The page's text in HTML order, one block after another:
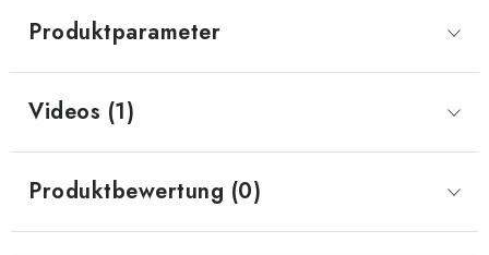
Produktparameter
Videos (1)
Produktbewertung (0)